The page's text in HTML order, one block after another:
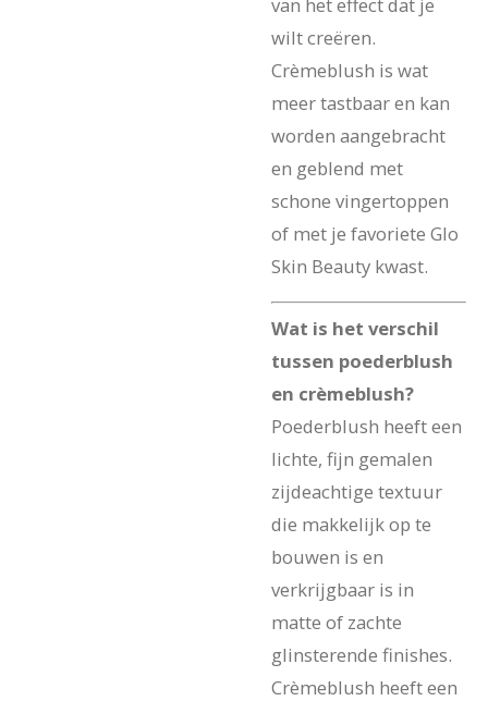
wilt creëren.
Crèmeblush is wat
meer tastbaar en kan
worden aangebracht
en geblend met
schone vingertoppen
of met je favoriete Glo
Skin Beauty kwast.
Wat is het verschil
tussen poederblush
en crèmeblush?
Poederblush heeft een
lichte, fijn gemalen
zijdeachtige textuur
die makkelijk op te
bouwen is en
verkrijgbaar is in
matte of zachte
glinsterende finishes.
Crèmeblush heeft een